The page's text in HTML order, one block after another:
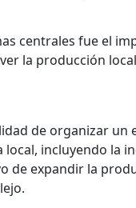
centrales fue el
la producción
de organizar
local, incluyendo la
de expandir la